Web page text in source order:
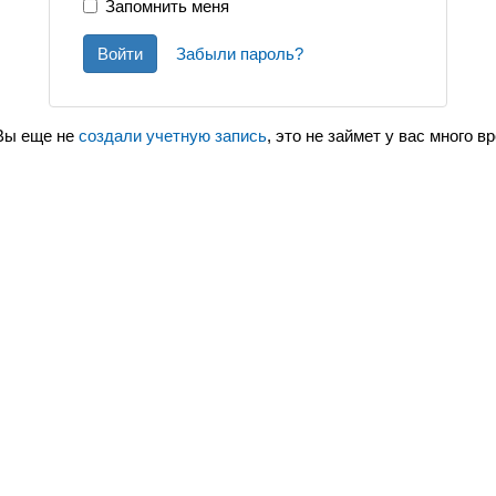
Запомнить меня
Войти Забыли пароль?
еще не создали учетную запись, это не займет у вас много